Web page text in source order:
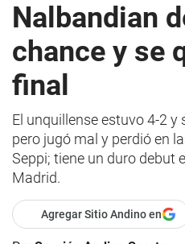
Nalbandian
chance y se
final
El unquillense estuvo 4-2 y
pero jugó mal y perdió en
Seppi; tiene un duro debut
Madrid.
Agregar Sitio Andino en